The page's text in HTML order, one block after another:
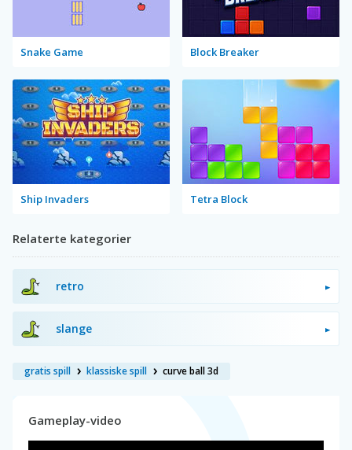
Snake Game Block Breaker
Ship Invaders Tetra Block
Relaterte kategorier
retro
slange
gratis spill klassiske spill curve ball 3d
Gameplay-video